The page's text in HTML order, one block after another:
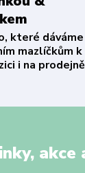
které dáváme
mazlíčkům k
i na prodejně
akce